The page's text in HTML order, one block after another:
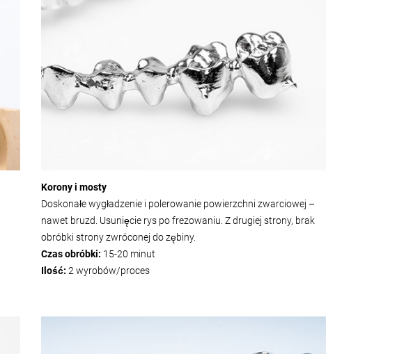
Korony i mosty
Doskonałe wygładzenie i polerowanie powierzchni zwarciowej –
nawet bruzd. Usunięcie rys po frezowaniu. Z drugiej strony, brak
obróbki strony zwróconej do zębiny.
Czas obróbki: 15-20 minut
Ilość:2 wyrobów/proces